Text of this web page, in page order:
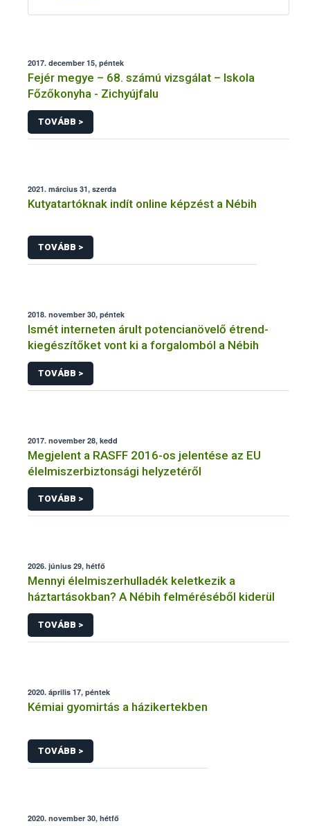
2017. december 15, péntek
Fejér megye – 68. számú vizsgálat – Iskola
Főzőkonyha - Zichyújfalu
TOVÁBB >
2021. március 31, szerda
Kutyatartóknak indít online képzést a Nébih
TOVÁBB >
2018. november 30, péntek
Ismét interneten árult potencianövelő étrend-
kiegészítőket vont ki a forgalomból a Nébih
TOVÁBB >
2017. november 28, kedd
Megjelent a RASFF 2016-os jelentése az EU
élelmiszerbiztonsági helyzetéről
TOVÁBB >
2026. június 29, hétfő
Mennyi élelmiszerhulladék keletkezik a
háztartásokban? A Nébih felméréséből kiderül
TOVÁBB >
2020. április 17, péntek
Kémiai gyomirtás a házikertekben
TOVÁBB >
2020. november 30, hétfő